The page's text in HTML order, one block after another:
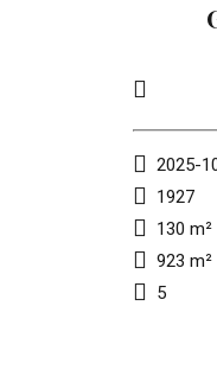
2025-
1927
130 m²
923 m²
5